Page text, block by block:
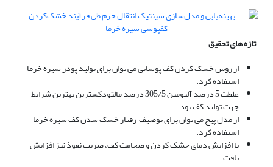
تازه های تحقیق
از روش خشک کردن کف پوشانی می توان برای تولید پودر شیره خرما
استفاده کرد.
غلظت 5 درصد آلبومین 305/5 درصد مالتودکسترین بهترین شرایط
جهت تولید کف بود.
از مدل پیچ می توان برای توصیف رفتار خشک شدن کف شیره خرما
استفاده کرد.
با افزایش دمای خشک کردن و ضخامت کف، ضریب نفوذ نیز افزایش
یافت.